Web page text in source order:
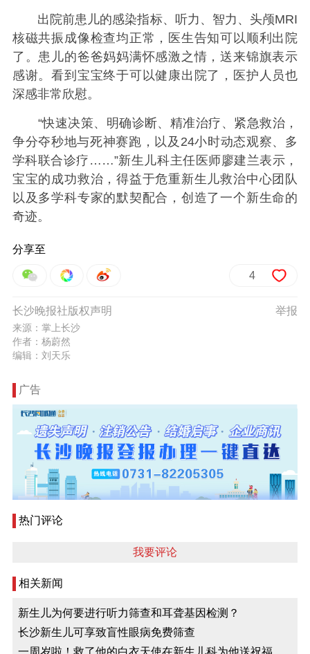
出院前患儿的感染指标、听力、智力、头颅MRI
核磁共振成像检查均正常，医生告知可以顺利出院
了。患儿的爸爸妈妈满怀感激之情，送来锦旗表示
感谢。看到宝宝终于可以健康出院了，医护人员也
深感非常欣慰。
“快速决策、明确诊断、精准治疗、紧急救治，
争分夺秒地与死神赛跑，以及24小时动态观察、多
学科联合诊疗……”新生儿科主任医师廖建兰表示，
宝宝的成功救治，得益于危重新生儿救治中心团队
以及多学科专家的默契配合，创造了一个新生命的
奇迹。
分享至
4
举报
长沙晚报社版权声明
来源：掌上长沙
作者：杨蔚然
编辑：刘天乐
广告
热门评论
我要评论
相关新闻
新生儿为何要进行听力筛查和耳聋基因检测？
长沙新生儿可享致盲性眼病免费筛查
一周岁啦！救了他的白衣天使在新生儿科为他送祝福